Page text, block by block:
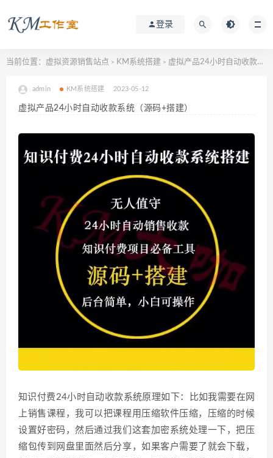
登录
当前位置： 虚拟资源销售站点 > KM系统搭建 > 虚拟产品24小时自动收款系统（源码+搭建）
admin KM系统搭建 2023-05-12
虚拟产品24小时自动收款系统（源码+搭建）
知识付费24小时自动收款系统原理如下：比如我需要在网
上销售课程，我可以把课程用压缩软件压缩，压缩的时候
设置好密码，然后通过我们这套加密系统处理一下，把压
缩包传到网盘里面然后分享，如果客户需要了就会下载，